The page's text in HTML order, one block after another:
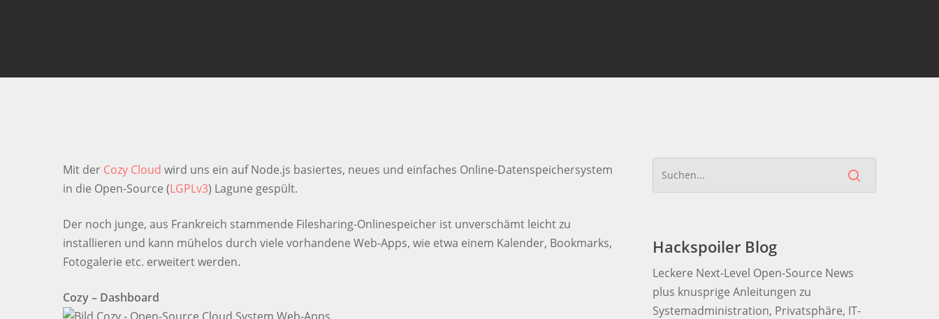
Mit der Cozy Cloud wird uns ein auf Node.js basiertes, neues und einfaches Online-Datenspeichersystem
in die Open-Source (LGPLv3) Lagune gespült.
Der noch junge, aus Frankreich stammende Filesharing-Onlinespeicher ist unverschämt leicht zu
installieren und kann mühelos durch viele vorhandene Web-Apps, wie etwa einem Kalender, Bookmarks,
Fotogalerie etc. erweitert werden.
Cozy – Dashboard
Hackspoiler Blog
Leckere Next-Level Open-Source News
plus knusprige Anleitungen zu
Systemadministration, Privatsphäre, IT-